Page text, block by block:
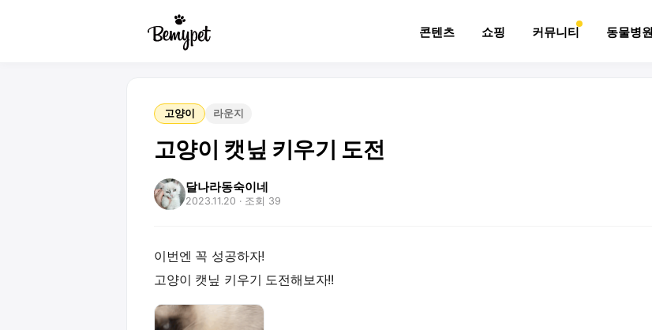
콘텐츠 쇼핑 커뮤니티 동물병원
고양이 라운지
고양이 캣닢 키우기 도전
달나라동숙이네
2023.11.20 · 조회 39
이번엔 꼭 성공하자!
고양이 캣닢 키우기 도전해보자!!